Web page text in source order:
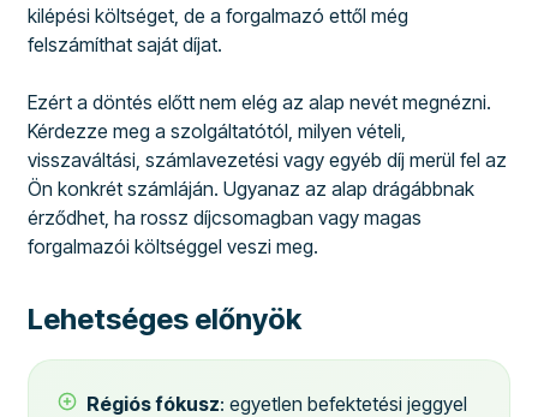
kilépési költséget, de a forgalmazó ettől még
felszámíthat saját díjat.
Ezért a döntés előtt nem elég az alap nevét megnézni.
Kérdezze meg a szolgáltatótól, milyen vételi,
visszaváltási, számlavezetési vagy egyéb díj merül fel az
Ön konkrét számláján. Ugyanaz az alap drágábbnak
érződhet, ha rossz díjcsomagban vagy magas
forgalmazói költséggel veszi meg.
Lehetséges előnyök
Régiós fókusz: egyetlen befektetési jeggyel